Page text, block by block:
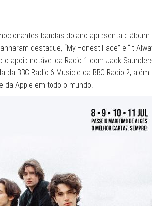
bandas do ano apresenta o álbum
destaque, “My Honest Face” e “It
apoio notável da Radio 1 com Jack
da BBC Radio 6 Music e da BBC Radio 2,
Apple em todo o mundo.​